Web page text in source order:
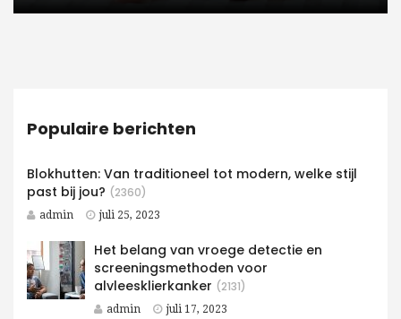
Populaire berichten
Blokhutten: Van traditioneel tot modern, welke stijl
past bij jou? (2360)
admin juli 25, 2023
Het belang van vroege detectie en
screeningsmethoden voor
alvleesklierkanker (2131)
admin juli 17, 2023